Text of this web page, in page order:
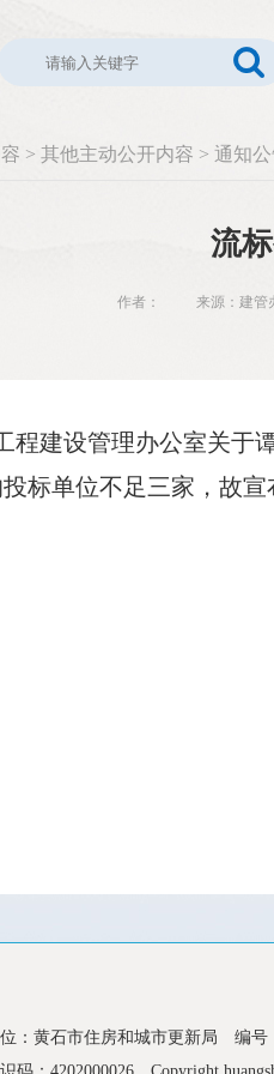
> 其他主动公开内容 > 通知
流
作者： 来源：建管
程建设管理办公室关
标单位不足三家，故
：黄石市住房和城市更新局 编号